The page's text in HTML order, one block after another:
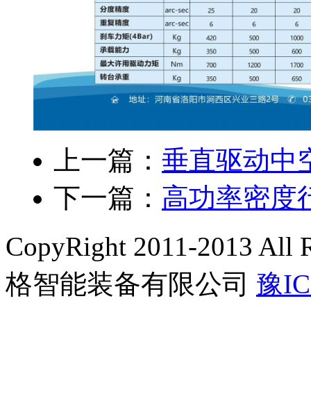
上一篇： 垂直驱动中
下一篇： 高功率密度
CopyRight 2011-2013 All
格智能装备有限公司 豫